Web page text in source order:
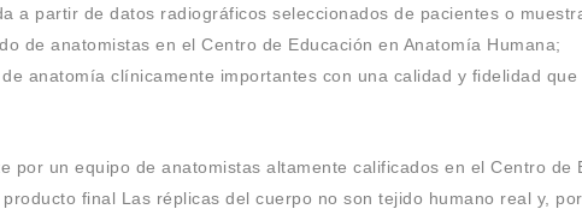
a partir de datos radiográficos seleccionados de pacientes o
de anatomistas en el Centro de Educación en Anatomía Humana;
anatomía clínicamente importantes con una calidad y fidelidad
un equipo de anatomistas altamente calificados en el Centro de
final Las réplicas del cuerpo no son tejido humano real y,